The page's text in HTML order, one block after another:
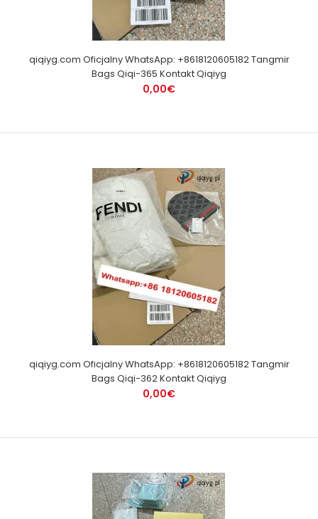
qiqiyg.com Oficjalny WhatsApp: +8618120605182 Tangmir
Bags Qiqi-365 Kontakt Qiqiyg
0,00€
qiqiyg.com Oficjalny WhatsApp: +8618120605182 Tangmir
Bags Qiqi-362 Kontakt Qiqiyg
0,00€